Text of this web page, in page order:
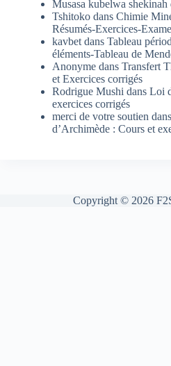
Musasa kubelwa shekinah
Tshitoko dans Chimie
Résumés-Exercices-
kavbet dans Tableau
éléments-Tableau de
Anonyme dans Transfert
et Exercices corrigés
Rodrigue Mushi dans Loi
exercices corrigés
merci de votre soutien dans
d’Archimède : Cours et
Copyright © 2026